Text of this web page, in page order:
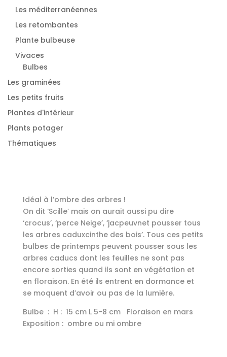
Les méditerranéennes
Les retombantes
Plante bulbeuse
Vivaces
Bulbes
Les graminées
Les petits fruits
Plantes d'intérieur
Plants potager
Thématiques
Idéal à l’ombre des arbres !
On dit ‘Scille’ mais on aurait aussi pu dire
‘crocus’, ‘perce Neige’, ‘jacpeuvnet pousser tous
les arbres caduxcinthe des bois’. Tous ces petits
bulbes de printemps peuvent pousser sous les
arbres caducs dont les feuilles ne sont pas
encore sorties quand ils sont en végétation et
en floraison. En été ils entrent en dormance et
se moquent d’avoir ou pas de la lumière.
Bulbe : H : 15 cm L 5-8 cm Floraison en mars
Exposition : ombre ou mi ombre